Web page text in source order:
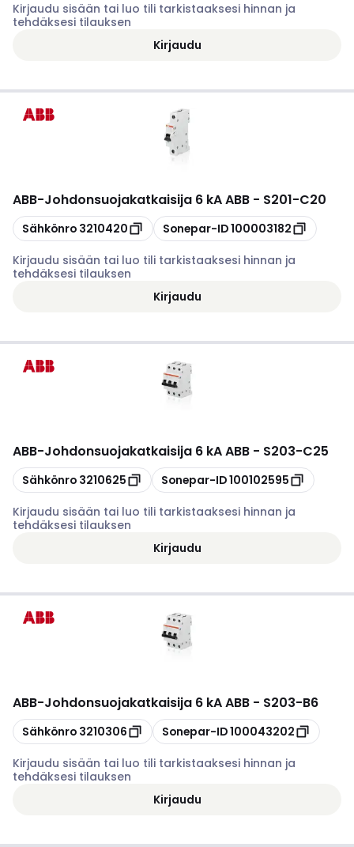
Kirjaudu sisään tai luo tili tarkistaaksesi hinnan ja
tehdäksesi tilauksen
Kirjaudu
ABB-Johdonsuojakatkaisija 6 kA ABB - S201-C20
Kopioi
Sähkönro 3210420 Kopioi
Sonepar-ID100003182
Kirjaudu sisään tai luo tili tarkistaaksesi hinnan ja
tehdäksesi tilauksen
Kirjaudu
ABB-Johdonsuojakatkaisija 6 kA ABB - S203-C25
Kopioi
Sähkönro 3210625 Kopioi
Sonepar-ID100102595
Kirjaudu sisään tai luo tili tarkistaaksesi hinnan ja
tehdäksesi tilauksen
Kirjaudu
ABB-Johdonsuojakatkaisija 6 kA ABB - S203-B6
Kopioi
Sähkönro 3210306 Kopioi
Sonepar-ID100043202
Kirjaudu sisään tai luo tili tarkistaaksesi hinnan ja
tehdäksesi tilauksen
Kirjaudu